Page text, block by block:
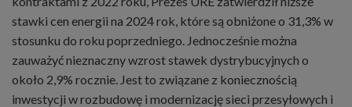
stawki cen energii na 2024 rok, które są obniżone o 31,3% w
stosunku do roku poprzedniego. Jednocześnie można
zauważyć nieznaczny wzrost stawek dystrybucyjnych o
około 2,9% rocznie. Jest to związane z koniecznością
inwestycji w rozbudowę i modernizację sieci przesyłowych i